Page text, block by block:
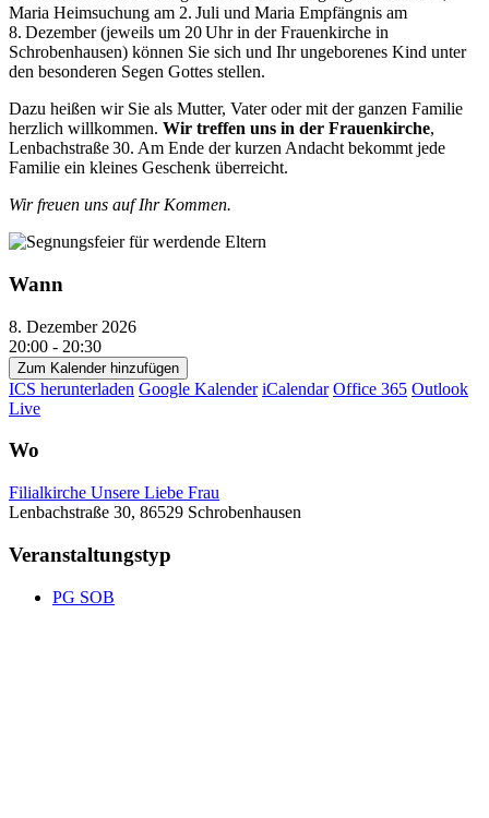
Maria Heimsuchung am 2. Juli und Maria Empfängnis am
8. Dezember (jeweils um 20 Uhr in der Frauenkirche in
Schrobenhausen) können Sie sich und Ihr ungeborenes Kind unter
den besonderen Segen Gottes stellen.
Dazu heißen wir Sie als Mutter, Vater oder mit der ganzen Familie
herzlich willkommen. Wir treffen uns in der Frauenkirche,
Lenbachstraße 30. Am Ende der kurzen Andacht bekommt jede
Familie ein kleines Geschenk überreicht.
Wir freuen uns auf Ihr Kommen.
Wann
8. Dezember 2026
20:00 - 20:30
Zum Kalender hinzufügen
ICS herunterladen Google Kalender iCalendar Office 365 Outlook
Live
Wo
Filialkirche Unsere Liebe Frau
Lenbachstraße 30, 86529 Schrobenhausen
Veranstaltungstyp
PG SOB